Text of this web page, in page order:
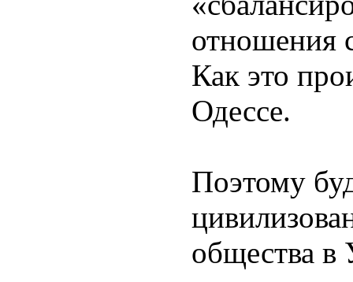
отношения
Как это
Одессе.
Поэтому
общества в